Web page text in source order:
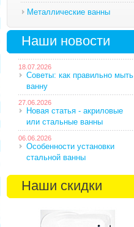
Металлические ванны
Наши новости
18.07.2026
Советы: как правильно мыть
ванну
27.06.2026
Новая статья - акриловые
или стальные ванны
06.06.2026
Особенности установки
стальной ванны
Наши скидки